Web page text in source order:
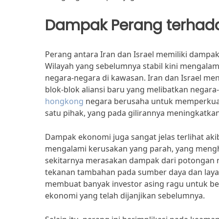
Dampak Perang
Perang antara Iran dan Israel memiliki
Wilayah yang sebelumnya stabil kini
negara-negara di kawasan. Iran dan Israel
blok-blok aliansi baru yang melibatkan
hongkong negara berusaha untuk
satu pihak, yang pada gilirannya
Dampak ekonomi juga sangat jelas terlihat
mengalami kerusakan yang parah, yang
sekitarnya merasakan dampak dari
tekanan tambahan pada sumber daya dan
membuat banyak investor asing ragu untuk
ekonomi yang telah dijanjikan sebelumnya.